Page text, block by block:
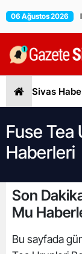
06 Ağustos 2026
Sivas
Fuse Tea
Haberleri
Son
Mu
Bu sayfada